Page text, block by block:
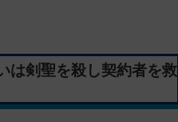
は剣聖を殺し契約者を救